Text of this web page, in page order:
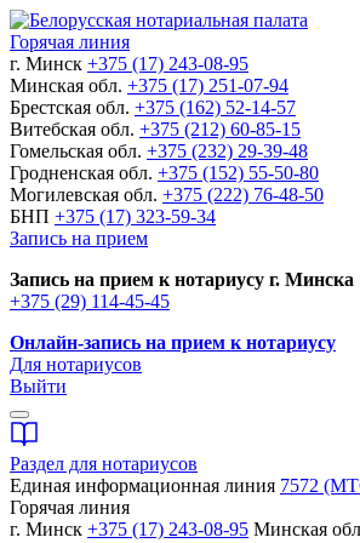
Горячая линия
г. Минск +375 (17) 243-08-95
Минская обл. +375 (17) 251-07-94
Брестская обл. +375 (162) 52-14-57
Витебская обл. +375 (212) 60-85-15
Гомельская обл. +375 (232) 29-39-48
Гродненская обл. +375 (152) 55-50-80
Могилевская обл. +375 (222) 76-48-50
БНП +375 (17) 323-59-34
Запись на прием
Запись на прием к нотариусу г. Минска
+375 (29) 114-45-45
Онлайн-запись на прием к нотариусу
Для нотариусов
Выйти
Раздел для нотариусов
Единая информационная линия 7572
Горячая линия
г. Минск +375 (17) 243-08-95 Минская